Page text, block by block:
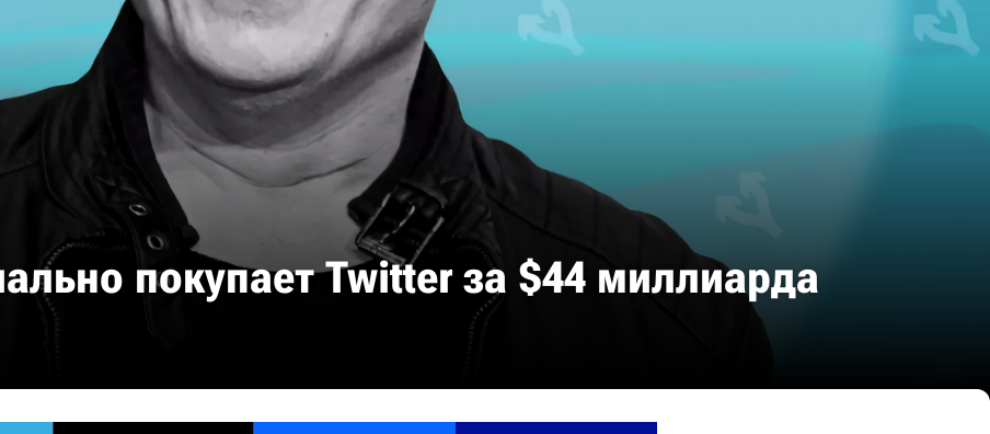
покупает Twitter за $44 миллиарда